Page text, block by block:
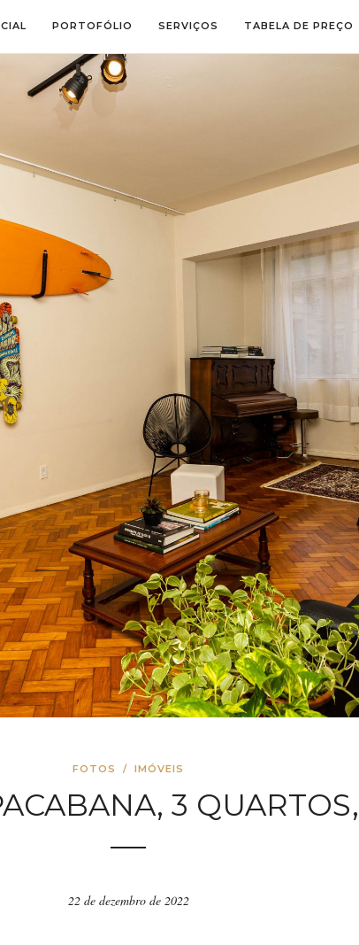
PORTOFÓLIO SERVIÇOS TABELA DE PREÇO
FOTOS / IMÓVEIS
3
22 de dezembro de 2022